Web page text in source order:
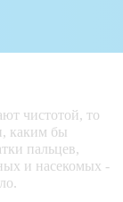
чистотой, то
каким бы
пальцев,
и насекомых -